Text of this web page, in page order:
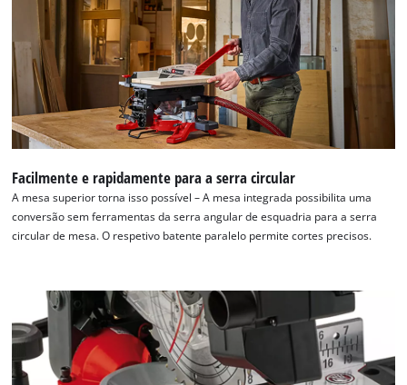
Facilmente e rapidamente para a serra circular
A mesa superior torna isso possível – A mesa integrada possibilita uma
conversão sem ferramentas da serra angular de esquadria para a serra
circular de mesa. O respetivo batente paralelo permite cortes precisos.